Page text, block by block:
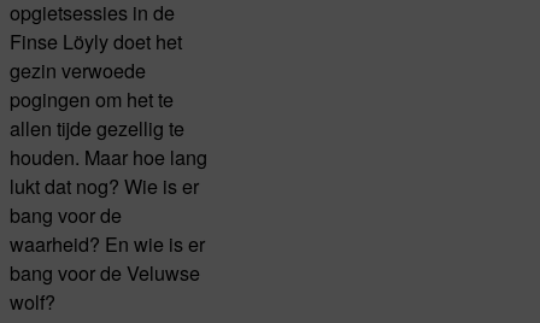
opgietsessies in de
Finse Löyly doet het
gezin verwoede
pogingen om het te
allen tijde gezellig te
houden. Maar hoe lang
lukt dat nog? Wie is er
bang voor de
waarheid? En wie is er
bang voor de Veluwse
wolf?